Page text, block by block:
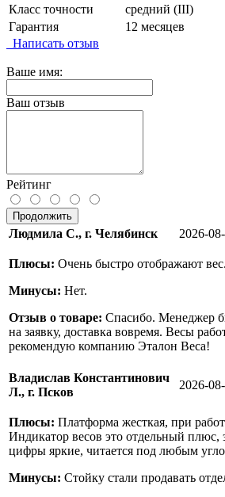
Класс точности
средний (III)
Гарантия
12 месяцев
Написать отзыв
Ваше имя:
Ваш отзыв
Рейтинг
Продолжить
Людмила С., г. Челябинск 2026-
Плюсы: Очень быстро отображают вес.
Минусы: Нет.
Отзыв о товаре: Спасибо. Менеджер
на заявку, доставка вовремя. Весы
рекомендую компанию Эталон Веса!
Владислав Константинович
Л., г. Псков
2026-
Плюсы: Платформа жесткая, при
Индикатор весов это отдельный плюс,
цифры яркие, читается под любым
Минусы: Стойку стали продавать